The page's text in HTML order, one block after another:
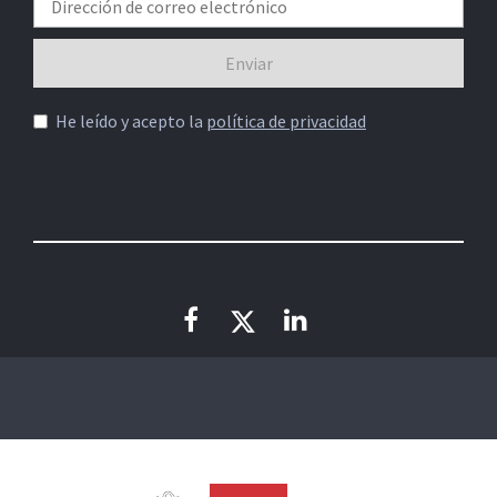
He leído y acepto la política de privacidad